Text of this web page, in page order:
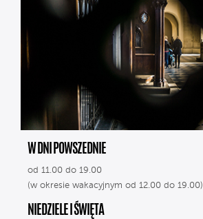
W DNI POWSZEDNIE
od 11.00 do 19.00
(w okresie wakacyjnym od 12.00 do 19.00)
NIEDZIELE I ŚWIĘTA